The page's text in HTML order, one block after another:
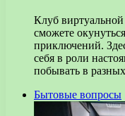
Клуб
сможете
приключений.
себя в роли
побывать в
Бытовые вопросы